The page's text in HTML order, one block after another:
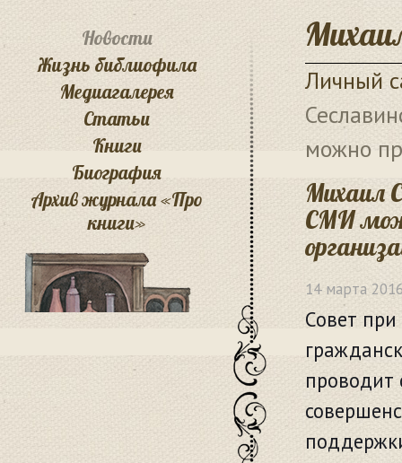
Личный
можно
Михаил
СМИ
14 марта
Совет
проводит
Новости
Жизнь библиофила
Медиагалерея
Статьи
Книги
Биография
Архив журнала «Про
книги»